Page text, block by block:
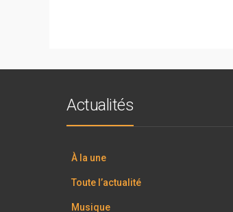
Actualités
À la une
Toute l’actualité
Musique